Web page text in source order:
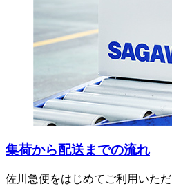
集荷から配送までの流れ
佐川急便をはじめてご利用いた